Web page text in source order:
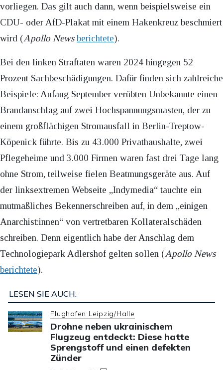
vorliegen. Das gilt auch dann, wenn beispielsweise ein
CDU- oder AfD-Plakat mit einem Hakenkreuz beschmiert
wird (Apollo News berichtete).
Bei den linken Straftaten waren 2024 hingegen 52
Prozent Sachbeschädigungen. Dafür finden sich zahlreiche
Beispiele: Anfang September verübten Unbekannte einen
Brandanschlag auf zwei Hochspannungsmasten, der zu
einem großflächigen Stromausfall in Berlin-Treptow-
Köpenick führte. Bis zu 43.000 Privathaushalte, zwei
Pflegeheime und 3.000 Firmen waren fast drei Tage lang
ohne Strom, teilweise fielen Beatmungsgeräte aus. Auf
der linksextremen Webseite „Indymedia“ tauchte ein
mutmaßliches Bekennerschreiben auf, in dem „einigen
Anarchist:innen“ von vertretbaren Kollateralschäden
schreiben. Denn eigentlich habe der Anschlag dem
Technologiepark Adlershof gelten sollen (Apollo News
berichtete).
LESEN SIE AUCH:
Flughafen Leipzig/Halle
Drohne neben ukrainischem
Flugzeug entdeckt: Diese hatte
Sprengstoff und einen defekten
Zünder